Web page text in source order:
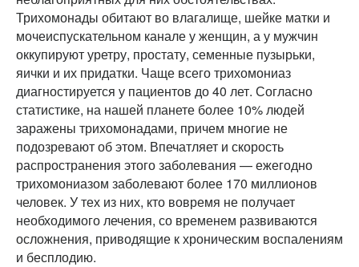
Трихомонады обитают во влагалище, шейке матки и
мочеиспускательном канале у женщин, а у мужчин
оккупируют уретру, простату, семенные пузырьки,
яички и их придатки. Чаще всего трихомониаз
диагностируется у пациентов до 40 лет. Согласно
статистике, на нашей планете более 10% людей
заражены трихомонадами, причем многие не
подозревают об этом. Впечатляет и скорость
распространения этого заболевания — ежегодно
трихомониазом заболевают более 170 миллионов
человек. У тех из них, кто вовремя не получает
необходимого лечения, со временем развиваются
осложнения, приводящие к хроническим воспалениям
и бесплодию.